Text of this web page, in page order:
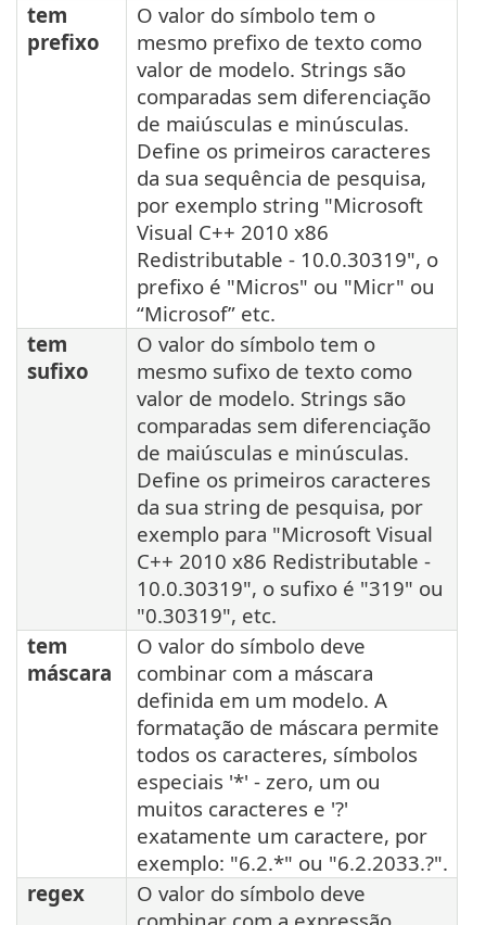
tem
prefixo
O valor do símbolo tem o
mesmo prefixo de texto como
valor de modelo. Strings são
comparadas sem diferenciação
de maiúsculas e minúsculas.
Define os primeiros caracteres
da sua sequência de pesquisa,
por exemplo string "Microsoft
Visual C++ 2010 x86
Redistributable - 10.0.30319", o
prefixo é "Micros" ou "Micr" ou
“Microsof” etc.
tem
sufixo
O valor do símbolo tem o
mesmo sufixo de texto como
valor de modelo. Strings são
comparadas sem diferenciação
de maiúsculas e minúsculas.
Define os primeiros caracteres
da sua string de pesquisa, por
exemplo para "Microsoft Visual
C++ 2010 x86 Redistributable -
10.0.30319", o sufixo é "319" ou
"0.30319", etc.
tem
máscara
O valor do símbolo deve
combinar com a máscara
definida em um modelo. A
formatação de máscara permite
todos os caracteres, símbolos
especiais '*' - zero, um ou
muitos caracteres e '?'
exatamente um caractere, por
exemplo: "6.2.*" ou "6.2.2033.?".
regex
O valor do símbolo deve